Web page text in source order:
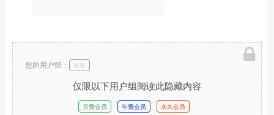
仅限以下用户组阅读此隐藏内容
月费会员 年费会员 永久会员
您的用户组： 游客